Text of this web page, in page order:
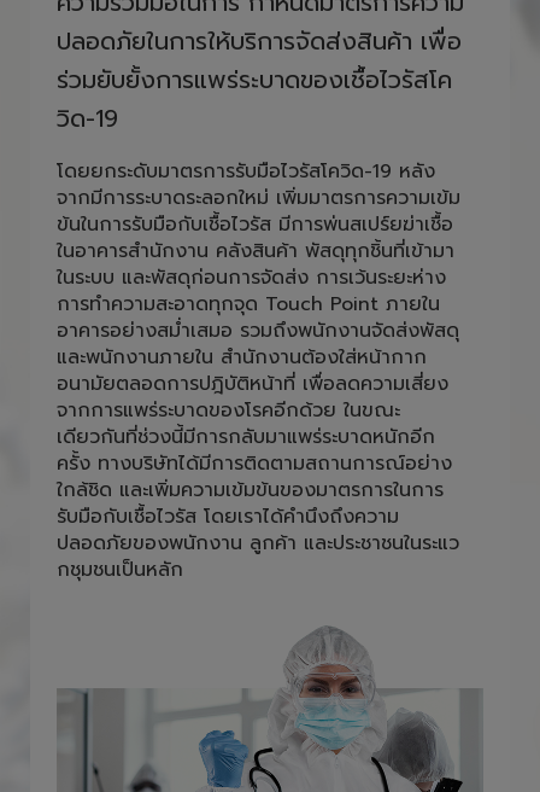
เราพร้อมยึดมั่น และปฏิบัติตามปฏิญญา
ความร่วมมือในการ กำหนดมาตรการความ
ปลอดภัยในการให้บริการจัดส่งสินค้า เพื่อ
วิด-19
โดยยกระดับมาตรการรับมือไวรัสโควิด-19 หลัง
จากมีการระบาดระลอกใหม่ เพิ่มมาตรการความเข้ม
ข้นในการรับมือกับเชื้อไวรัส มีการพ่นสเปร์ยฆ่าเชื้อ
ในอาคารสำนักงาน คลังสินค้า พัสดุทุกชิ้นที่เข้ามา
ในระบบ และพัสดุก่อนการจัดส่ง การเว้นระยะห่าง
การทำความสะอาดทุกจุด Touch Point ภายใน
อาคารอย่างสม่ำเสมอ รวมถึงพนักงานจัดส่งพัสดุ
และพนักงานภายใน สำนักงานต้องใส่หน้ากาก
อนามัยตลอดการปฎิบัติหน้าที่ เพื่อลดความเสี่ยง
จากการแพร่ระบาดของโรคอีกด้วย ในขณะ
เดียวกันที่ช่วงนี้มีการกลับมาแพร่ระบาดหนักอีก
ครั้ง ทางบริษัทได้มีการติดตามสถานการณ์อย่าง
ใกล้ชิด และเพิ่มความเข้มข้นของมาตรการในการ
รับมือกับเชื้อไวรัส โดยเราได้คำนึงถึงความ